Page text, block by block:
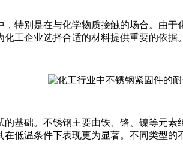
，特别是在与化学物质接触的场合。由
工企业选择合适的材料提供重要的依据。
基础。不锈钢主要由铁、铬、镍等元
低温条件下表现更为显著。不同类型